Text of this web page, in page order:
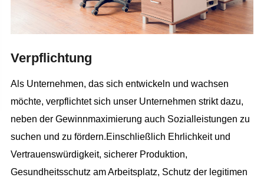
Verpflichtung
Als Unternehmen, das sich entwickeln und wachsen
möchte, verpflichtet sich unser Unternehmen strikt dazu,
neben der Gewinnmaximierung auch Sozialleistungen zu
suchen und zu fördern.Einschließlich Ehrlichkeit und
Vertrauenswürdigkeit, sicherer Produktion,
Gesundheitsschutz am Arbeitsplatz, Schutz der legitimen